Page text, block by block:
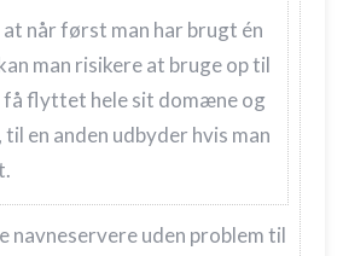
når først man har brugt én
man risikere at bruge op til
få flyttet hele sit domæne og
en anden udbyder hvis man
navneservere uden problem til